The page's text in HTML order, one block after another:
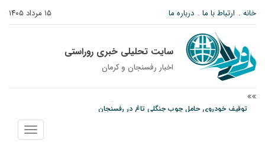
۱۵ مرداد ۱۴۰۵ خانه ارتباط با ما درباره ما
سایت تحلیلی خبری روراستی
اخبار رفسنجان و كرمان
توقیف خودروی حامل چوب جنگلی تاغ در رفسنجان
دادستان رفسنجان: رفع مشکلات ایستگاه راه‌آهن احمدآباد با قید فوریت پیگیری
نمایش
منو